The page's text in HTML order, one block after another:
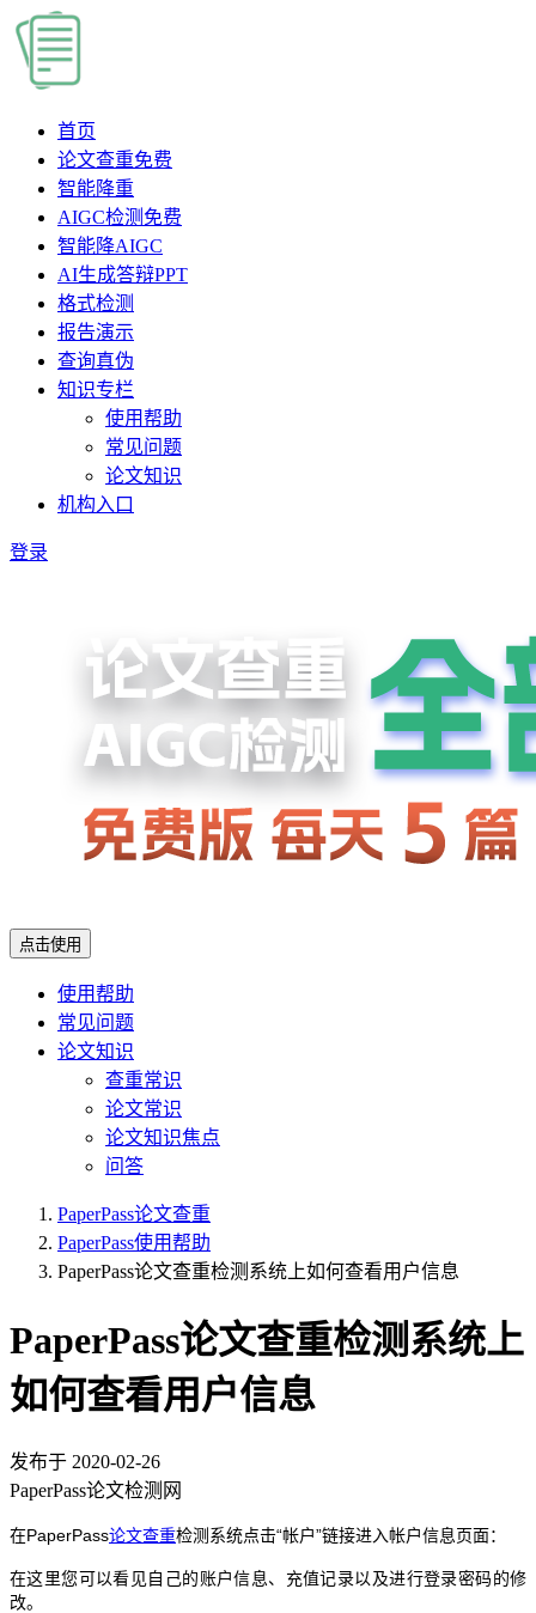
首页
论文查重免费
智能降重
AIGC检测 免费
智能降AIGC
AI生成答辩PPT
格式检测
报告演示
查询真伪
知识专栏
使用帮助
常见问题
论文知识
机构入口
登录
点击使用
使用帮助
常见问题
论文知识
查重常识
论文常识
论文知识焦点
问答
PaperPass论文查重
PaperPass使用帮助
PaperPass论文查重检测系统上如何查看用户信息
PaperPass论文查重检测系统上
如何查看用户信息
发布于 2020-02-26
PaperPass论文检测网
在PaperPass论文查重检测系统点击“帐户”链接进入帐户信息页面：
在这里您可以看见自己的账户信息、充值记录以及进行登录密码的修
改。